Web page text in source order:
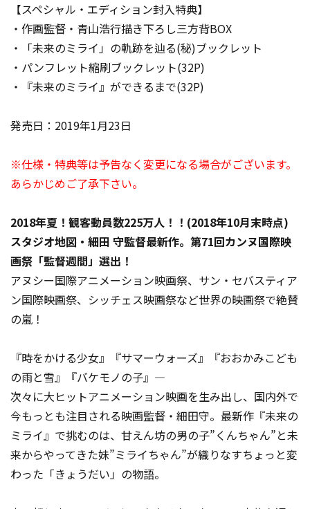
【スペシャル・エディション封入特典】
・作画監督・青山浩行描き下ろし三方背BOX
・「未来のミライ」の軌跡を辿る(秘)ブックレット
・パンフレット縮刷ブックレット(32P)
・『未来のミライ』ができるまで(32P)
発売日：2019年1月23日
※仕様・特典等は予告なく変更になる場合がございます。
あらかじめご了承下さい。
2018年夏！観客動員数225万人！！(2018年10月末時点)
スタジオ地図・細田 守監督最新作。第71回カンヌ国際映
画祭「監督週間」選出！
アヌシー国際アニメーション映画祭、サン・セバスティア
ン国際映画祭、シッチェス映画祭など世界の映画祭で絶賛
の嵐！
『時をかける少女』『サマーウォーズ』『おおかみこども
の雨と雪』『バケモノの子』―
次々に大ヒットアニメーション映画を生み出し、国内外で
今もっとも注目される映画監督・細田守。最新作『未来の
ミライ』で挑むのは、甘えん坊の男の子”くんちゃん”と未
来からやってきた妹”ミライちゃん”が織りなすちょっと変
わった「きょうだい」の物語。